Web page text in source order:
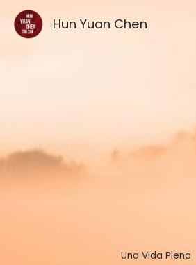
contenido
Hun Yuan Chen
Una Vida Plena